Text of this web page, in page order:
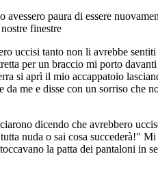
paura di essere
finestre
uccisi tanto non li avrebbe
per un braccio mi porto
si aprì il mio accappatoio
me e disse con un sorriso
dicendo che avrebbero
nuda o sai cosa succederà!"
la patta dei pantaloni in